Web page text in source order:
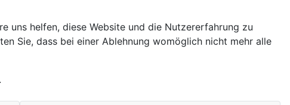
uns helfen, diese Website und die Nutzererfahrung zu
Sie, dass bei einer Ablehnung womöglich nicht mehr alle